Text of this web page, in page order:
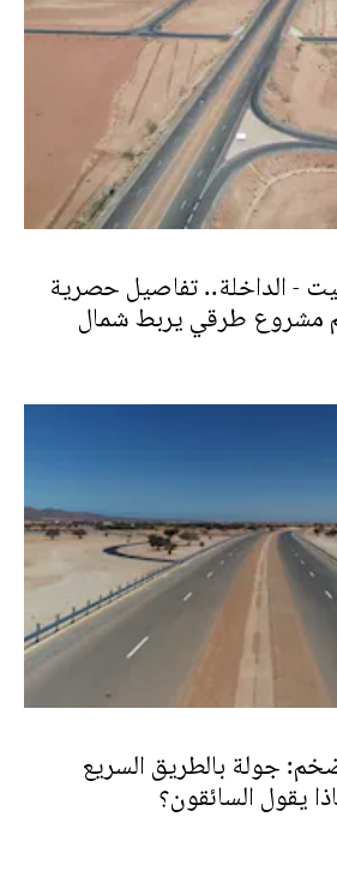
- الداخلة.. تفاصيل حصرية
مشروع طرقي يربط شمال
جولة بالطريق السريع
يقول السائقون؟